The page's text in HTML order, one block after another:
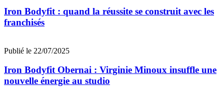
Iron Bodyfit : quand la réussite se construit avec les
franchisés
Publié le 22/07/2025
Iron Bodyfit Obernai : Virginie Minoux insuffle une
nouvelle énergie au studio